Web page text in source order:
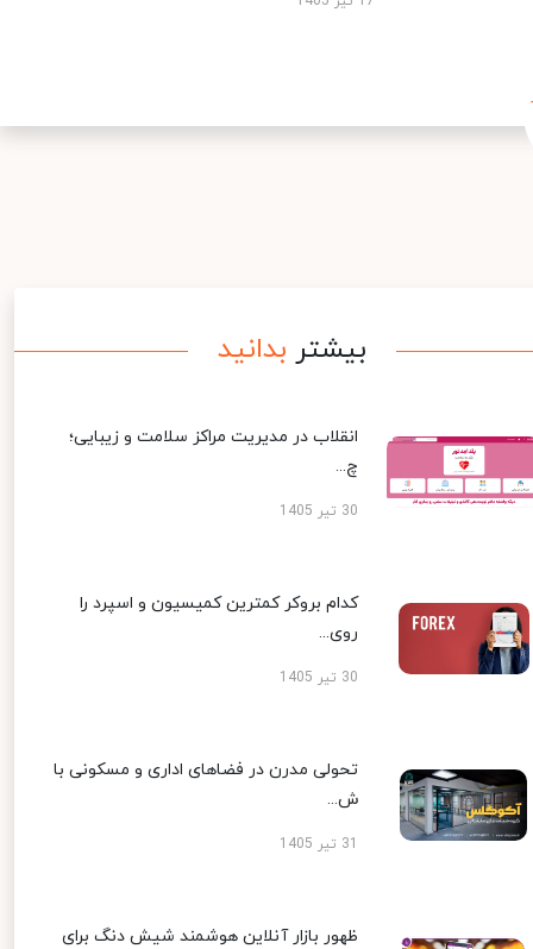
بیشتر بدانید
انقلاب در مدیریت مراکز سلامت و زیبایی؛
چ...
30 تیر 1405
کدام بروکر کمترین کمیسیون و اسپرد را
روی...
30 تیر 1405
تحولی مدرن در فضاهای اداری و مسکونی با
ش...
ظهور بازار آنلاین هوشمند شیش دنگ برای